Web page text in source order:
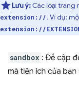
Lưu ý: Các loại trang
extension://. Ví dụ:
extension://
sandbox : Đề cập
mà tiện ích của bạn